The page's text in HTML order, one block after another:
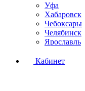
Уфа
Хабаровск
Чебоксары
Челябинск
Ярославль
Кабинет